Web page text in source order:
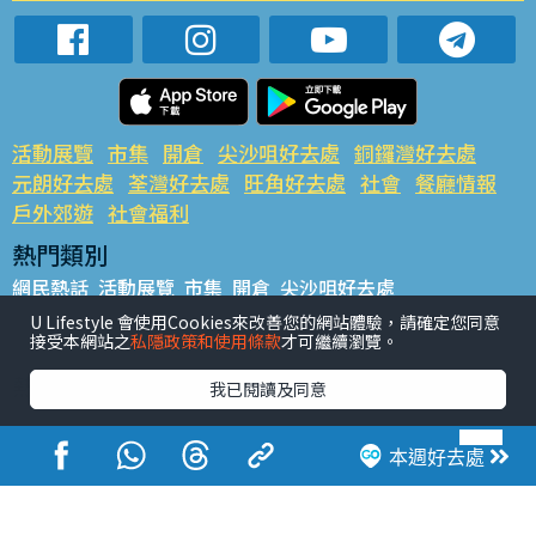
本週好去處
活動展覽 市集 開倉 尖沙咀好去處 銅鑼灣好去處
元朗好去處 荃灣好去處 旺角好去處 社會 餐廳情報
戶外郊遊 社會福利
熱門類別
網民熱話 活動展覽 市集 開倉 尖沙咀好去處
銅鑼灣好去處 元朗好去處 荃灣好去處 旺角好去處 社會
餐廳情報 戶外郊遊
熱門標籤
#UGO搵好去處 #人氣活動推介 #美食社群熱話
#親子玩樂好去處
#ULifestyle應用程式
#限時搶
#UJetso禮物放送
#ULifestyle商戶中心 #著數 #網絡熱話
U Lifestyle 會使用Cookies來改善您的網站體驗，請確定您同意
接受本網站之私隱政策和使用條款才可繼續瀏覽。
我已閱讀及同意